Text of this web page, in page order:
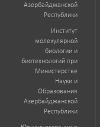
Азербайджанской
Республики
Институт
молекулярной
биологии и
биотехнологий при
Министерстве
Науки и
Образования
Азербайджанской
Республики